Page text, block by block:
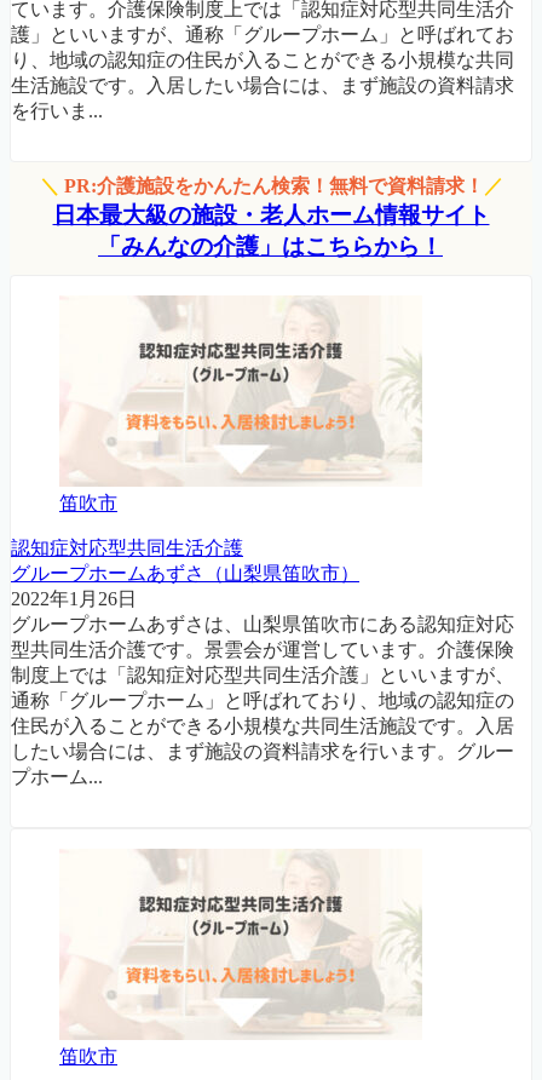
ています。介護保険制度上では「認知症対応型共同生活介
護」といいますが、通称「グループホーム」と呼ばれてお
り、地域の認知症の住民が入ることができる小規模な共同
生活施設です。入居したい場合には、まず施設の資料請求
を行いま...
＼ PR:介護施設をかんたん検索！無料で資料請求！ ／
日本最大級の施設・老人ホーム情報サイト
「みんなの介護」はこちらから！
笛吹市
認知症対応型共同生活介護
グループホームあずさ（山梨県笛吹市）
2022年1月26日
グループホームあずさは、山梨県笛吹市にある認知症対応
型共同生活介護です。景雲会が運営しています。介護保険
制度上では「認知症対応型共同生活介護」といいますが、
通称「グループホーム」と呼ばれており、地域の認知症の
住民が入ることができる小規模な共同生活施設です。入居
したい場合には、まず施設の資料請求を行います。グルー
プホーム...
笛吹市